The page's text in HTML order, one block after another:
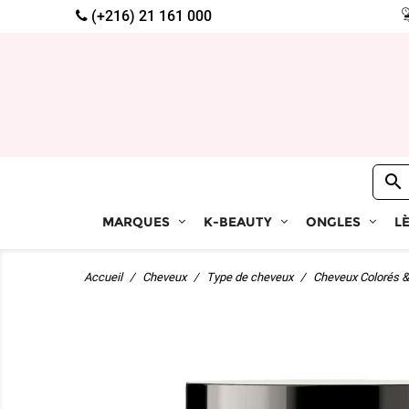
(+216) 21 161 000
MARQUES K-BEAUTY ONGLES

Accueil Cheveux Type de cheveux Cheveux Colorés